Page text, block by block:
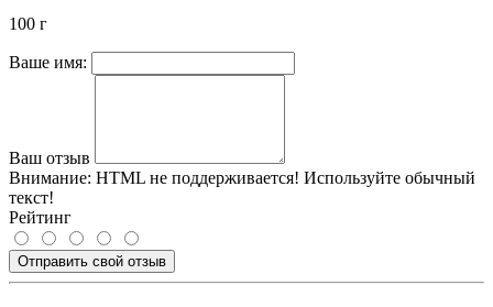
100 г
Ваше имя:
Ваш отзыв
Внимание: HTML не поддерживается! Используйте обычный
текст!
Рейтинг
Отправить свой отзыв